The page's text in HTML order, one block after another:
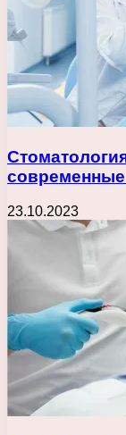
23.10.2023